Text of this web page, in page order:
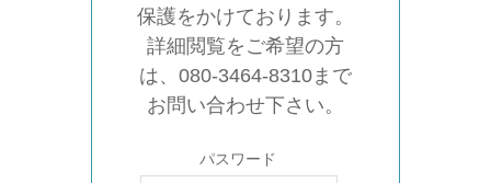
保護をかけております。
詳細閲覧をご希望の方
は、080-3464-8310まで
お問い合わせ下さい。
パスワード